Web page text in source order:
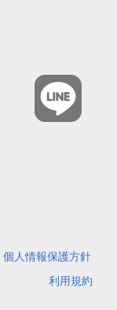
個人情報保護方針
利用規約